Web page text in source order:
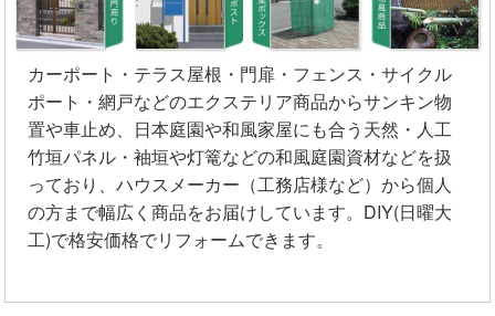
カーポート・テラス屋根・門扉・フェンス・サイクル
ポート・網戸などのエクステリア商品からサンキン物
置や車止め、日本庭園や和風家屋にも合う天然・人工
竹垣パネル・袖垣や灯篭などの和風庭園資材などを扱
っており、ハウスメーカー（工務店様など）から個人
の方まで幅広く商品をお届けしています。DIY(日曜大
工)で格安価格でリフォームできます。